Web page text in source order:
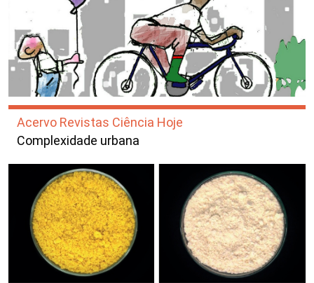
Acervo Revistas Ciência Hoje
Complexidade urbana